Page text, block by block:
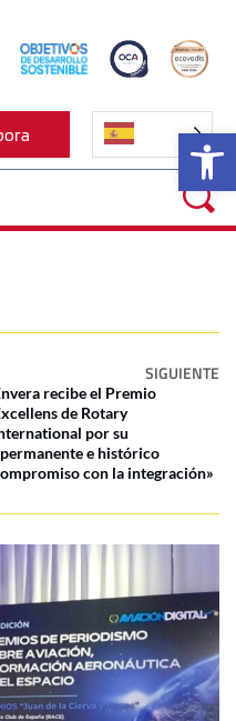
SIGUIENTE
recibe el Premio
de Rotary
por su
e histórico
con la integración»